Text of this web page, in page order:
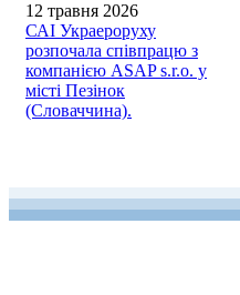
12 травня 2026
САІ Украероруху
розпочала співпрацю з
компанією ASAP s.r.o. у
місті Пезінок
(Словаччина).